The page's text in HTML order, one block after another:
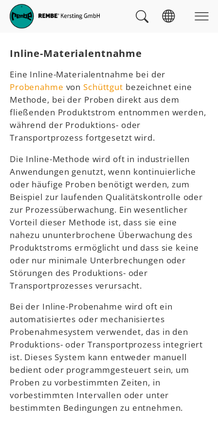
Skip to main navigation
zum Inhalt
Skip to page footer
Inline-Materialentnahme
Eine Inline-Materialentnahme bei der
Probenahme vonSchüttgut bezeichnet eine
Methode, bei der Proben direkt aus dem
fließenden Produktstrom entnommen werden,
während der Produktions- oder
Transportprozess fortgesetzt wird.
Die Inline-Methode wird oft in industriellen
Anwendungen genutzt, wenn kontinuierliche
oder häufige Proben benötigt werden, zum
Beispiel zur laufenden Qualitätskontrolle oder
zur Prozessüberwachung. Ein wesentlicher
Vorteil dieser Methode ist, dass sie eine
nahezu ununterbrochene Überwachung des
Produktstroms ermöglicht und dass sie keine
oder nur minimale Unterbrechungen oder
Störungen des Produktions- oder
Transportprozesses verursacht.
Bei der Inline-Probenahme wird oft ein
automatisiertes oder mechanisiertes
Probenahmesystem verwendet, das in den
Produktions- oder Transportprozess integriert
ist. Dieses System kann entweder manuell
bedient oder programmgesteuert sein, um
Proben zu vorbestimmten Zeiten, in
vorbestimmten Intervallen oder unter
bestimmten Bedingungen zu entnehmen.